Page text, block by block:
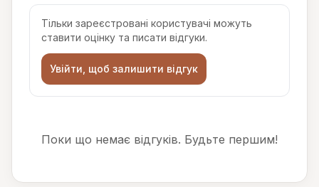
Тільки зареєстровані користувачі можуть
ставити оцінку та писати відгуки.
Увійти, щоб залишити відгук
Поки що немає відгуків. Будьте першим!